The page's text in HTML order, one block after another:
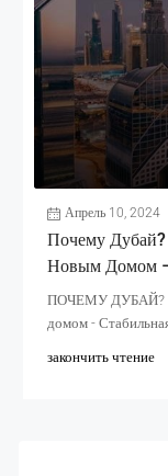
Апрель 10, 2024
Почему
Новым Домом –
ПОЧЕМУ ДУБАЙ?
домом -
закончить чтение